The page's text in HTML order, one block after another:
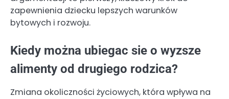
zapewnienia dziecku lepszych warunków
bytowych i rozwoju.
Kiedy można ubiegac sie o wyzsze
alimenty od drugiego rodzica?
Zmiana okoliczności życiowych, która wpływa na